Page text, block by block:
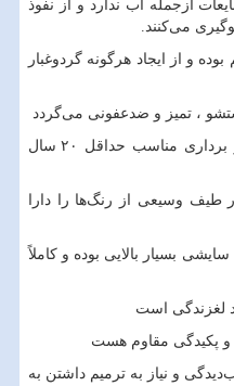
ازجمله آب ندارد و از نفوذ
می‌کنند.
و از ایجاد هرگونه گردوغبار
، تمیز و ضدعفونی می‌گردد
کفپوش بیمارستانی در صورت بهر برداری مناسب حداقل ۲۰ سال
طیف وسیعی از رنگ‌ها را دارا
بسیار بالایی بوده و کاملاً
لغزندگی است
و پکیدگی مقاوم هست
و نیاز به ترمیم داشتن به